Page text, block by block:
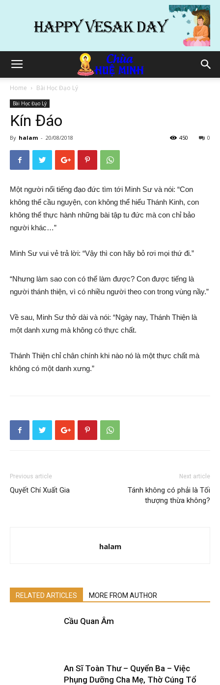
Home Bài Học Đạo Lý
Bài Học Đạo Lý
Kín Đáo
By halam - 20/08/2018 0
450
Một người nổi tiếng đạo đức tìm tới Minh Sư và nói: “Con
không thể cầu nguyện, con không thể hiểu Thánh Kinh, con
không thể thực hành những bài tập tu đức mà con chỉ bảo
người khác…”
Minh Sư vui vẻ trả lời: “Vậy thì con hãy bỏ rơi mọi thứ đi.”
“Nhưng làm sao con có thể làm được? Con được tiếng là
người thánh thiện, vì có nhiều người theo con trong vùng nầy.”
Về sau, Minh Sư thở dài và nói: “Ngày nay, Thánh Thiện là
một danh xưng mà không có thực chất.
Thánh Thiện chỉ chân chính khi nào nó là một thực chất mà
không có một danh xưng.”
Previous article
Quyết Chí Xuất Gia
Next article
Tánh không có phải là Tối
thượng thừa không?
halam
RELATED ARTICLES MORE FROM AUTHOR
Cầu Quan Âm
An Sĩ Toàn Thư – Quyển Ba – Việc
Phụng Dưỡng Cha Mẹ, Thờ Cúng Tổ